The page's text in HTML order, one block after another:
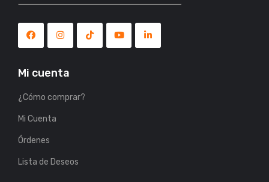
Mi cuenta
¿Cómo comprar?
Mi Cuenta
Órdenes
Lista de Deseos